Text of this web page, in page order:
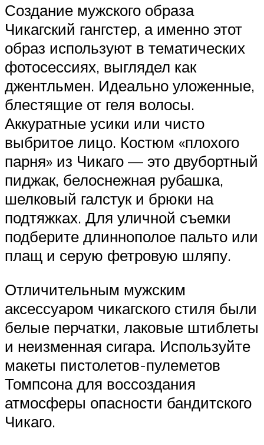
Создание мужского образа
Чикагский гангстер, а именно этот
образ используют в тематических
фотосессиях, выглядел как
джентльмен. Идеально уложенные,
блестящие от геля волосы.
Аккуратные усики или чисто
выбритое лицо. Костюм «плохого
парня» из Чикаго — это двубортный
пиджак, белоснежная рубашка,
шелковый галстук и брюки на
подтяжках. Для уличной съемки
подберите длиннополое пальто или
плащ и серую фетровую шляпу.
Отличительным мужским
аксессуаром чикагского стиля были
белые перчатки, лаковые штиблеты
и неизменная сигара. Используйте
макеты пистолетов-пулеметов
Томпсона для воссоздания
атмосферы опасности бандитского
Чикаго.